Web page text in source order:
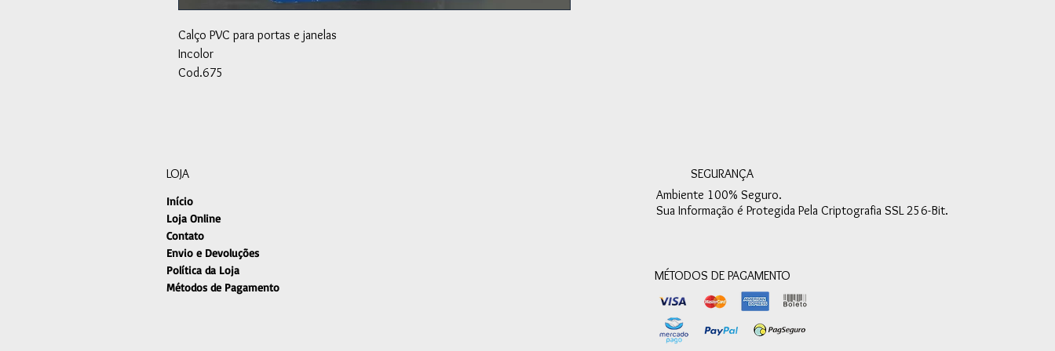
Calço PVC para portas e janelas
Incolor
Cod.675
LOJA
Início
Loja Online
Contato
Envio e Devoluções
Política da Loja
Métodos de Pagamento
SEGURANÇA
Ambiente 100% Seguro.
Sua Informação é Protegida Pela Criptografia SSL 256-Bit.
MÉTODOS DE PAGAMENTO